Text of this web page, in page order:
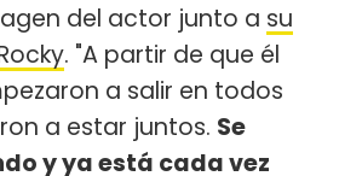
del actor junto a su
. "A partir de que él
a salir en todos
a estar juntos. Se
y ya está cada vez